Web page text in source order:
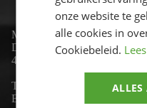
Motor-id
De Lind 17
4841 KC Prinsenbeek
Telefoon:
+31 (0)76 - 54 11
Email:
onze website te
alle cookies in
Cookiebeleid.
ALLES